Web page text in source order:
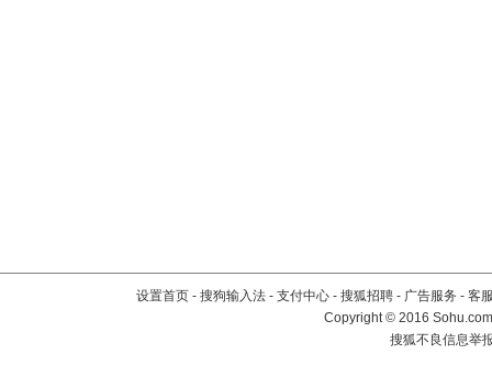
设置首页 - 搜狗输入法 - 支付中心 - 搜狐招聘 - 广告服务 - 客
Copyright©2016
搜狐不良信息举